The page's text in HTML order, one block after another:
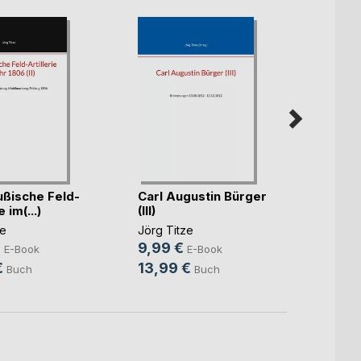
Feld-
im(...)
E-Book
Buch
Carl Augustin Bürger
(III)
Jörg Titze
9,99 € E-Book
13,99 € Buch